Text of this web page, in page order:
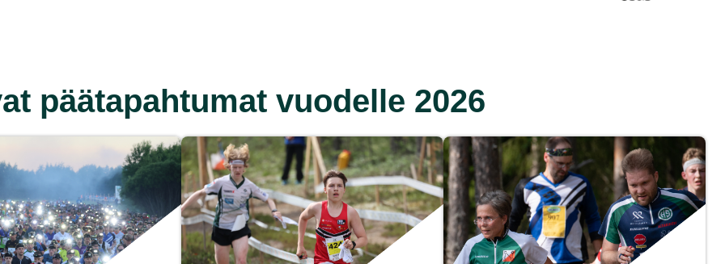
päätapahtumat vuodelle 2026